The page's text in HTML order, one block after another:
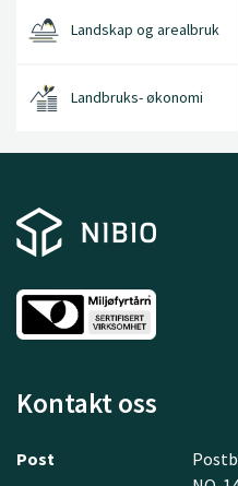
Landskap og arealbruk
Landbruks- økonomi
Kontakt oss
Post